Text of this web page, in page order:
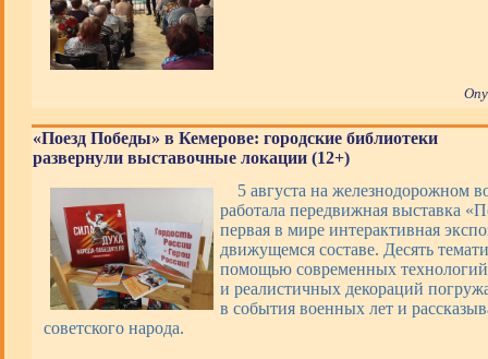
«Поезд Победы» в Кемерове: городские библиотеки
развернули выставочные локации (12+)
5 августа на железнодорожном
работала передвижная выставка
первая в мире интерактивная
движущемся составе. Десять
помощью современных
и реалистичных декораций
в события военных лет и
советского народа.